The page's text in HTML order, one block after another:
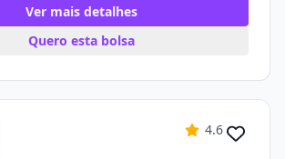
Ver mais detalhes
Quero esta bolsa
4.6